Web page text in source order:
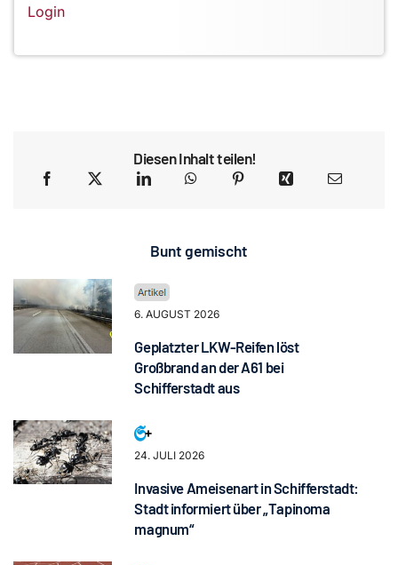
Login
Diesen Inhalt teilen!
Bunt gemischt
6. AUGUST 2026
Geplatzter LKW-Reifen löst
Großbrand an der A61 bei
Schifferstadt aus
24. JULI 2026
Invasive Ameisenart in Schifferstadt:
Stadt informiert über „Tapinoma
magnum“